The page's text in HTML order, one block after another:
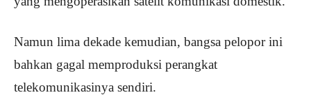
Namun lima dekade kemudian, bangsa pelopor ini
bahkan gagal memproduksi perangkat
telekomunikasinya sendiri.